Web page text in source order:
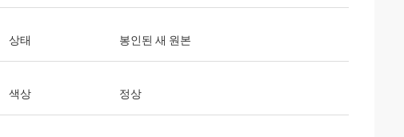
상태 봉인된 새 원본
색상 정상